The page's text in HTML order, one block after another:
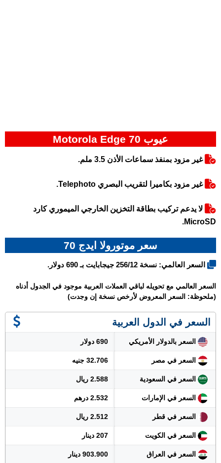
عيوب Motorola Edge 70
غير مزود بمنفذ سماعات الأذن 3.5 ملم.
غير مزود بكاميرا لتقريب البصري Telephoto.
لا يدعم تركيب بطاقة التخزين الخارجي الميموري كارد
MicroSD.
سعر موتورولا ايدج 70
السعر العالمي: نسخة 256/12 جيجابايت بـ 690 دولار.
السعر العالمي مع تحويله لباقي العملات العربية موجود في الجدول أدناه
(ملحوظة: السعر المعروض لأرخص نسخة إن وجدت)
السعر في الدول العربية
السعر بالدولار الأمريكي 690 دولار
السعر في مصر 32.706 جنيه
السعر في السعودية 2.588 ريال
السعر في الإمارات 2.532 درهم
السعر في قطر 2.512 ريال
السعر في الكويت 207 دينار
السعر في العراق 903.900 دينار